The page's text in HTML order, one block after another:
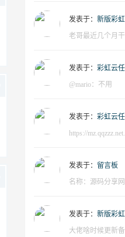
发表于： 新版彩
老哥最近几个月
发表于： 彩虹云
@mario：不用
发表于： 彩虹云
https://
发表于： 留言板
名称：源码分享
发表于： 新版彩
大佬啥时候更新